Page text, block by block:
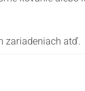
zariadeniach atď.